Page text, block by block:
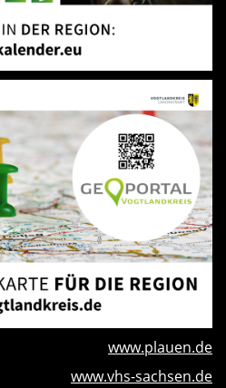
www.plauen.de
www.vhs-sachsen.de